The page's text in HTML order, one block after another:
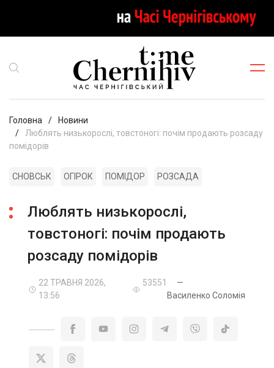
Головна
Новини
Люблять низькорослі, товстоногі: почім продають розсаду
помідорів
СНОВСЬК ОГІРОК ПОМІДОР РОЗСАДА
Люблять низькорослі,
товстоногі: почім продають
розсаду помідорів
22 ТРАВНЯ 2026,
13:56
53551
—
Василенко Соломія